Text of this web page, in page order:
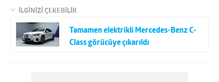
İLGİNİZİ ÇEKEBİLİR
Tamamen elektrikli Mercedes-Benz C-
Class görücüye çıkarıldı